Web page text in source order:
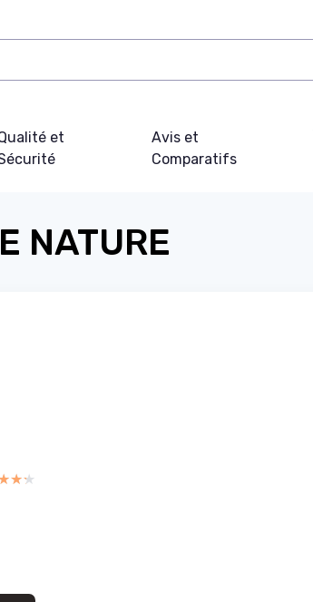
et
Avis et
Comparatifs
NATURE